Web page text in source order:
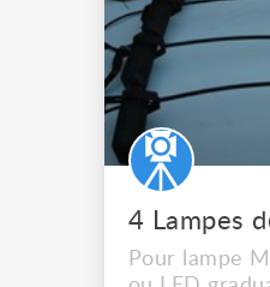
Pour lampe